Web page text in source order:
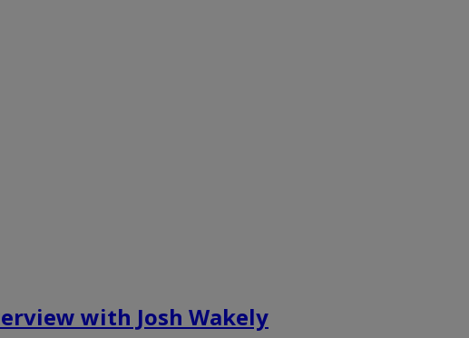
with Josh Wakely